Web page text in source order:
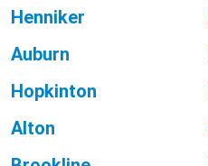
Henniker
Auburn
Hopkinton
Alton